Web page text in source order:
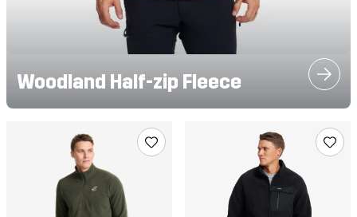
Woodland Half-zip Fleece